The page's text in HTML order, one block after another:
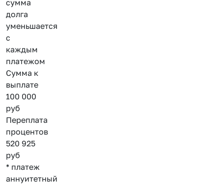
сумма
долга
уменьшается
с
каждым
платежом
Сумма к
выплате
100 000
руб
Переплата
процентов
520 925
руб
* платеж
аннуитетный